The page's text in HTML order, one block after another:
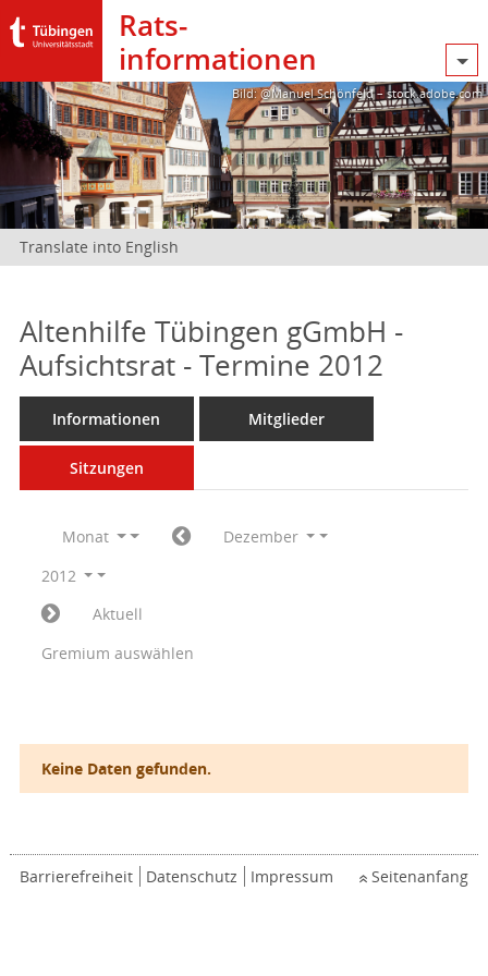
Rats­
informationen
Bild: @Manuel Schönfeld – stock.adobe.com
Translate into English
Altenhilfe Tübingen gGmbH -
Aufsichtsrat - Termine 2012
Informationen Mitglieder
Sitzungen
Monat
Dezember
2012
Aktuell
Gremium auswählen
Keine Daten gefunden.
Barrierefreiheit Datenschutz Impressum Seitenanfang